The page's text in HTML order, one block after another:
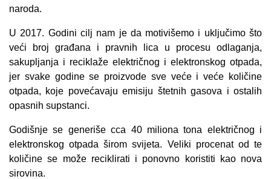
naroda.
U 2017. Godini cilj nam je da motivišemo i uključimo što
veći broj građana i pravnih lica u procesu odlaganja,
sakupljanja i reciklaže električnog i elektronskog otpada,
jer svake godine se proizvode sve veće i veće količine
otpada, koje povećavaju emisiju štetnih gasova i ostalih
opasnih supstanci.
Godišnje se generiše cca 40 miliona tona električnog i
elektronskog otpada širom svijeta. Veliki procenat od te
količine se može reciklirati i ponovno koristiti kao nova
sirovina.